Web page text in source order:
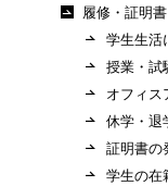
履修・証明
学生生活
授業・試
オフィス
休学・退
証明書の
学生の在